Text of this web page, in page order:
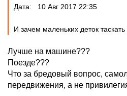
Дата: 10 Авг 2017 22:35
И зачем маленьких деток
Лучше на машине???
Поезде???
Что за бредовый вопрос,
передвижения, а не